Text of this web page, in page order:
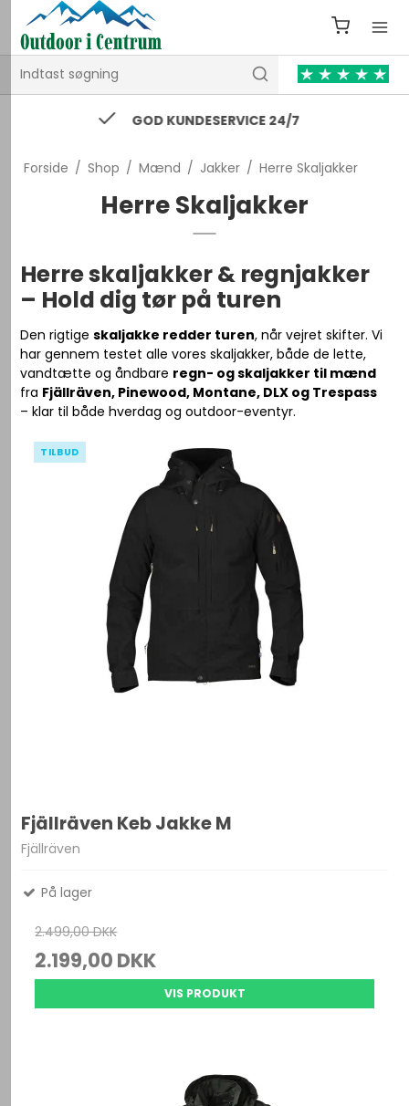
74 43 53 55 / kontakt@outdooricentrum.dk
Forside / Shop / Mænd / Jakker / Herre Skaljakker
Herre Skaljakker
Herre skaljakker & regnjakker
– Hold dig tør på turen
Den rigtigeskaljakke redder turen, når vejret skifter. Vi
har gennem testet alle vores skaljakker, både de lette,
vandtætte og åndbare regn- og skaljakker til mænd
fra Fjällräven, Pinewood, Montane, DLX og Trespass
– klar til både hverdag og outdoor-eventyr.
TILBUD
Fjällräven Keb Jakke M
Fjällräven
På lager
2.499,00 DKK
2.199,00 DKK
VIS PRODUKT